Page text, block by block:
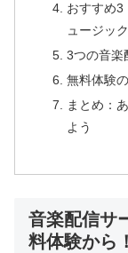
おすすめ3
ュージッ
3つの音楽
無料体験
まとめ：
よう
音楽配信サ
料体験から！